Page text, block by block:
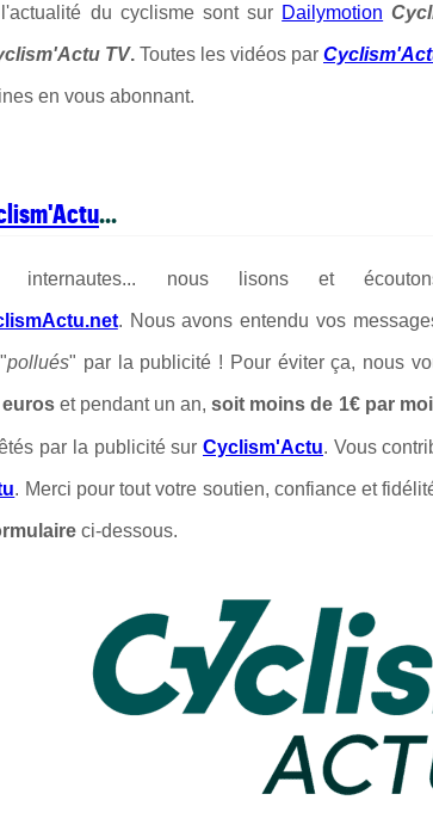
du cyclisme sont sur Dailymotion
TV. Toutes les vidéos par
en vous abonnant.
...
internautes... nous lisons et
. Nous avons entendu vos
pollués" par la publicité ! Pour éviter ça, nous
euros et pendant un an,soit moins de 1€ par
par la publicité sur Cyclism'Actu. Vous
. Merci pour tout votre soutien, confiance et
ci-dessous.